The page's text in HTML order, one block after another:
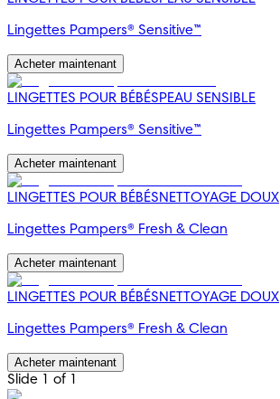
Lingettes Pampers® Sensitive™
Acheter maintenant
LINGETTES POUR BÉBÉSPEAU SENSIBLE
Lingettes Pampers® Sensitive™
Acheter maintenant
LINGETTES POUR BÉBÉSNETTOYAGE DOUX
Lingettes Pampers® Fresh & Clean
Acheter maintenant
LINGETTES POUR BÉBÉSNETTOYAGE DOUX
Lingettes Pampers® Fresh & Clean
Acheter maintenant
Slide 1 of 1